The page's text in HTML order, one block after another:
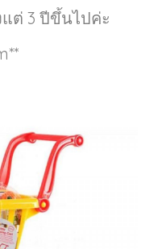
ต่ 3 ปีขึ้นไปค่ะ